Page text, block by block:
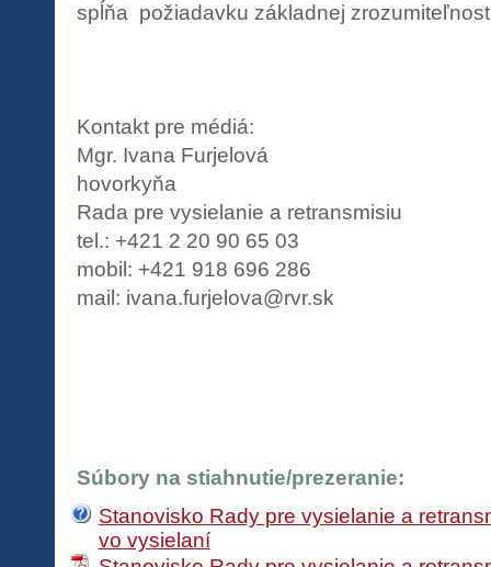
spĺňa požiadavku základnej
Kontakt pre médiá:
Mgr. Ivana Furjelová
hovorkyňa
Rada pre vysielanie a retransmisiu
tel.: +421 2 20 90 65 03
mobil: +421 918 696 286
mail: ivana.furjelova@rvr.sk
Súbory na stiahnutie/prezeranie:
Stanovisko Rady pre vysielanie a
vo vysielaní